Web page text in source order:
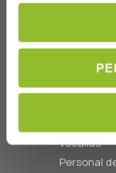
Vocalías
Personal